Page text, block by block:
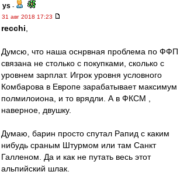
ys -
31 авг 2018 17:23
recchi
Думсю, что наша оснрвная проблема по ФФП
связана не столько с покупками, сколько с
уровнем зарплат. Игрок уровня условного
Комбарова в Европе зарабатывает максимум
полмилоиона, и то врядли. А в ФКСМ ,
наверное, двушку.
Думаю, барин просто спутал Рапид с каким
нибудь сраным Штурмом или там Санкт
Галленом. Да и как не путать весь этот
альпийский шлак.